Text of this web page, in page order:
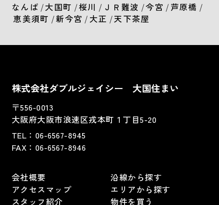
なんば /大国町 /桜川 / ＪＲ難波 /今宮 / 芦原橋 /
恵美須町 /新今宮 / 大正 /天下茶屋
株式会社ダブルジェイシー 大国住まい
〒556-0013
大阪府大阪市浪速区戎本町１丁目5-20
TEL： 06-6567-8945
FAX：06-6567-8946
会社概要
アクセスマップ
スタッフ紹介
沿線から探す
エリアから探す
物件を買う